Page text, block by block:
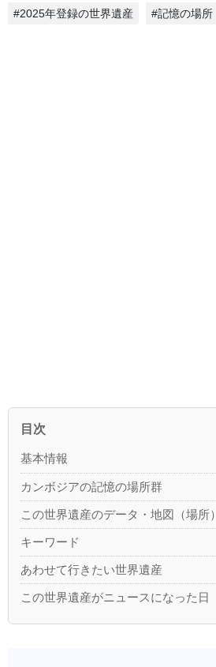
#2025年登録の世界遺産 #記憶の場所
目次
基本情報
カンボジアの記憶の場所群
この世界遺産のデータ・地図（場所）
キーワード
あわせて行きたい世界遺産
この世界遺産がニュースになった日